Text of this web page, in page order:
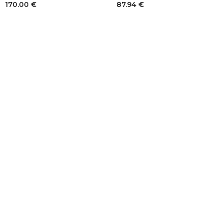
170.00 € 87.94 €